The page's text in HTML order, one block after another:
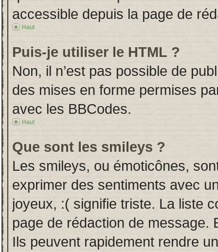
accessible depuis la page de
Haut
Puis-je utiliser le HTML ?
Non, il n’est pas possible de
des mises en forme permises
avec les BBCodes.
Haut
Que sont les smileys ?
Les smileys, ou émoticônes,
exprimer des sentiments avec
joyeux, :( signifie triste. La liste
page de rédaction de message.
Ils peuvent rapidement rendre